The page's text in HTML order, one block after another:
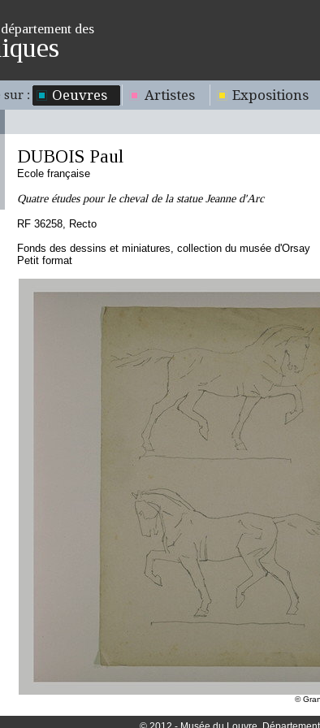
des
sur : Oeuvres Artistes Expositions
DUBOIS Paul
Ecole française
Quatre études pour le cheval de la statue Jeanne d'Arc
RF 36258, Recto
Fonds des dessins et miniatures, collection du musée d'Orsay
Petit format
©